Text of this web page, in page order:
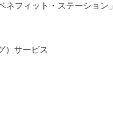
ネフィット・ステーション」
）サービス